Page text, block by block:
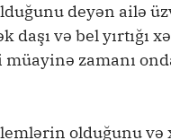
deyən ailə
daşı və bel yırtığı
zamanı
olduğunu və